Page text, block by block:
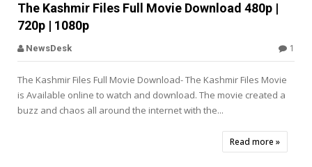
The Kashmir Files Full Movie Download 480p |
720p | 1080p
NewsDesk 1
The Kashmir Files Full Movie Download- The Kashmir Files Movie
is Available online to watch and download. The movie created a
buzz and chaos all around the internet with the...
Read more »
Offbeat